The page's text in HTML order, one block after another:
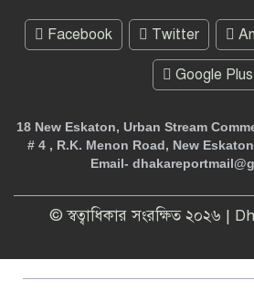
Facebook Twitter
Google Plus
18 New Eskaton, Urban Stream
# 4 , R.K. Menon Road, New
Email-
© স্বত্বাধিকার সংরক্ষিত ২০২৬ |